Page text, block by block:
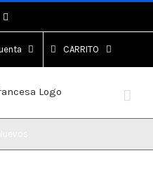
CARRITO